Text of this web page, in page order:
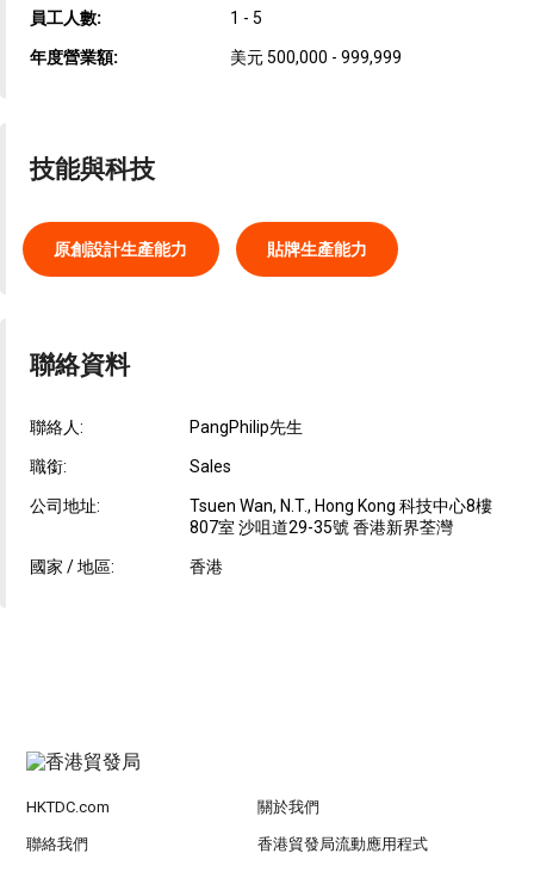
員工人數: 1 - 5
年度營業額: 美元 500,000 - 999,999
技能與科技
原創設計生產能力 貼牌生產能力
聯絡資料
聯絡人: PangPhilip先生
職銜: Sales
公司地址:
Tsuen Wan, N.T., Hong Kong 科技中心8樓
807室 沙咀道29-35號 香港新界荃灣
國家 / 地區: 香港
HKTDC.com 關於我們
聯絡我們 香港貿發局流動應用程式